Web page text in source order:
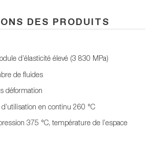
DES PRODUITS
d’élasticité élevé (3 830 MPa)
de fluides
déformation
en continu 260 °C
375 °C, température de l’espace